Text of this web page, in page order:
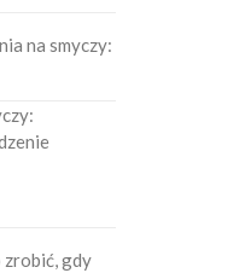
na smyczy:
zrobić, gdy